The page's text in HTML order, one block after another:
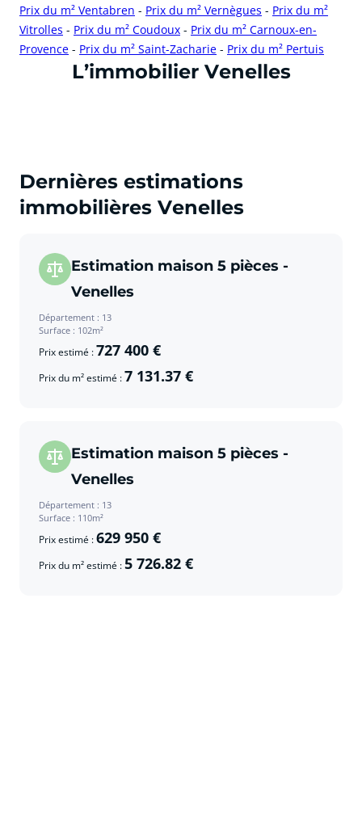
Prix du m² Ventabren - Prix du m² Vernègues - Prix du m²
Vitrolles - Prix du m² Coudoux - Prix du m² Carnoux-en-
Provence - Prix du m² Saint-Zacharie - Prix du m² Pertuis
cliquer pour afficher plus du text
L’immobilier Venelles
Dernières estimations
immobilières Venelles
Estimation maison 5 pièces -
Venelles
Département : 13
Surface : 102m²
Prix estimé :727 400 €
Prix du m² estimé :7 131.37 €
Estimation maison 5 pièces -
Venelles
Département : 13
Surface : 110m²
Prix estimé :629 950 €
Prix du m² estimé :5 726.82 €